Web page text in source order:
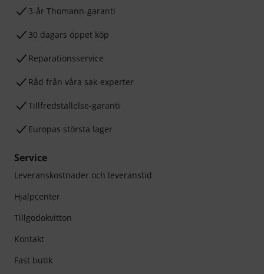
3-år Thomann-garanti
30 dagars öppet köp
Reparationsservice
Råd från våra sak-experter
Tillfredställelse-garanti
Europas största lager
Service
Leveranskostnader och leveranstid
Hjälpcenter
Tillgodokvitton
Kontakt
Fast butik